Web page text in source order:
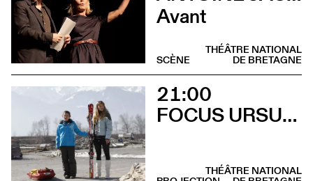
Avant
THÉÂTRE NATIONAL
DE BRETAGNE
SCÈNE
21:00
FOCUS URSULA MEIER
THÉÂTRE NATIONAL